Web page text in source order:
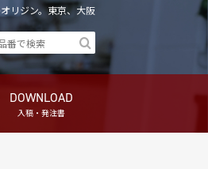
リジン。東京、大阪
DOWNLOAD
入稿・発注書